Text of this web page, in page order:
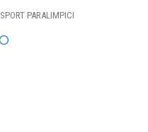
SPORT PARALIMPICI